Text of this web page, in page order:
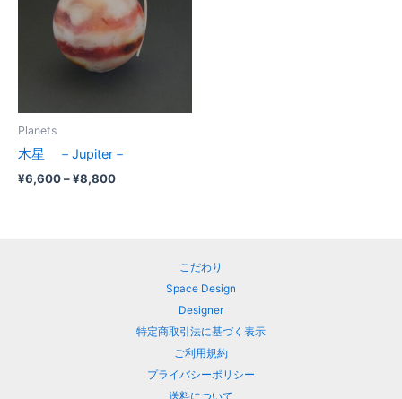
Planets
木星 －Jupiter－
¥6,600–¥8,800
¥8,800
こだわり
Space Design
Designer
特定商取引法に基づく表示
ご利用規約
プライバシーポリシー
送料について